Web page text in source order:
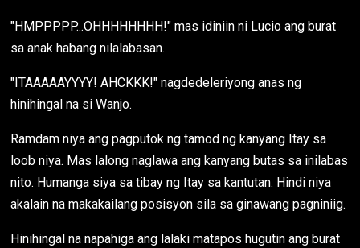
"HMPPPPP...OHHHHHHHH!" mas idiniin ni Lucio ang burat
sa anak habang nilalabasan.
"ITAAAAAYYYY! AHCKKK!" nagdedeleriyong anas ng
hinihingal na si Wanjo.
Ramdam niya ang pagputok ng tamod ng kanyang Itay sa
loob niya. Mas lalong naglawa ang kanyang butas sa inilabas
nito. Humanga siya sa tibay ng Itay sa kantutan. Hindi niya
akalain na makakailang posisyon sila sa ginawang pagniniig.
Hinihingal na napahiga ang lalaki matapos hugutin ang burat